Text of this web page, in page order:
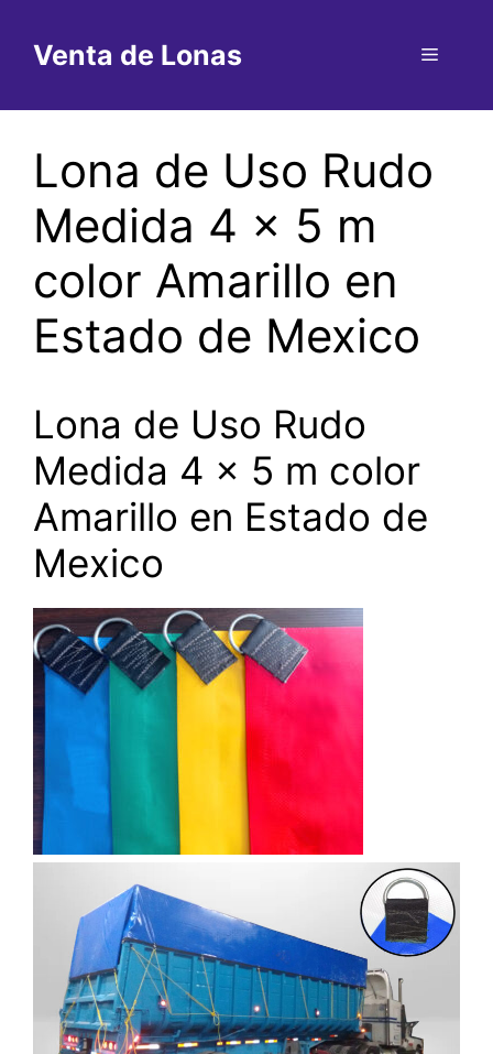
contenido
Venta de Lonas Menú
Lona de Uso Rudo
Medida 4 x 5 m
color Amarillo en
Estado de Mexico
Lona de Uso Rudo
Medida 4 x 5 m color
Amarillo en Estado de
Mexico